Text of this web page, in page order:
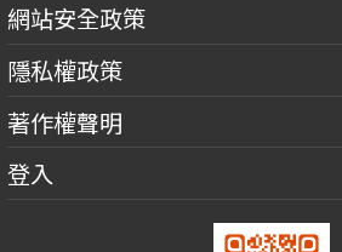
網站安全政策
隱私權政策
著作權聲明
登入